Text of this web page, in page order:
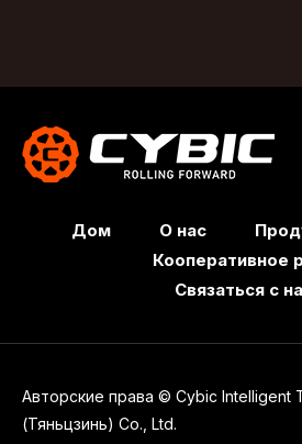
Дом О нас
Кооперативное
Связаться с
Авторские права © Cybic Intelligent
(Тяньцзинь) Co., Ltd.